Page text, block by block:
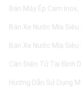
Bán Máy Ép Cam Inox
Bán Xe Nước Mía
Bán Xe Nước Mía
Cân Điện Tử Tại Bình
Hướng Dẫn Sử Dụng